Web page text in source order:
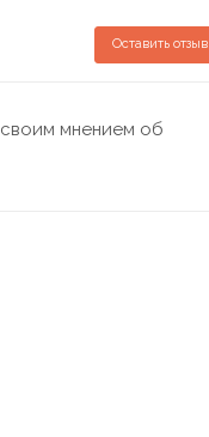
Оставить отзыв
мнением об